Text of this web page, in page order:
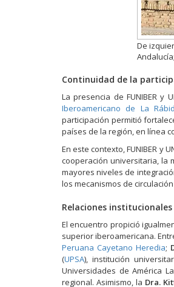
De
Continuidad de la
La presencia de FUNIBER y
Iberoamericano de La
participación permitió
países de la región, en línea
En este contexto, FUNIBER y
cooperación universitaria, la
mayores niveles de
los mecanismos de
Relaciones
El encuentro propició
superior iberoamericana.
Peruana Cayetano Heredia;
(UPSA), institución
Universidades de América
regional. Asimismo, la Dra.